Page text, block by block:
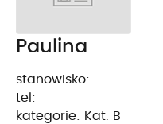
Paulina
stanowisko:
tel:
kategorie: Kat. B